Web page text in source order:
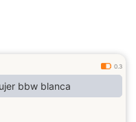
0.3
bbw blanca